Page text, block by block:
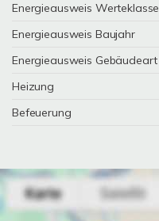
Energieausweis Werteklasse
Energieausweis Baujahr
Energieausweis Gebäudeart
Heizung
Befeuerung